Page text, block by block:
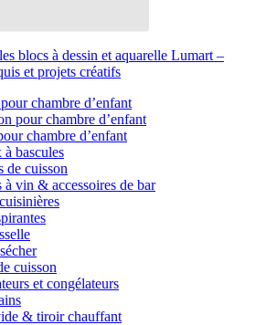
blocs à dessin et aquarelle Lumart –
et projets créatifs
chambre d’enfant
pour chambre d’enfant
chambre d’enfant
bascules
de cuisson
à vin & accessoires de bar
cuisson
et congélateurs
& tiroir chauffant